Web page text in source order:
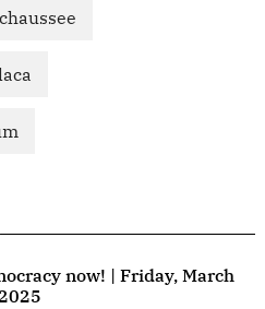
now! | Friday, March